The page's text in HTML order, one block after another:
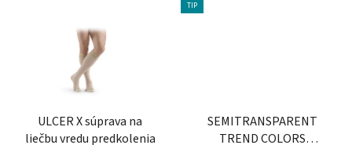
ULCER X súprava na
liečbu vredu predkolenia
TIP
SEMITRANSPARENT
TREND COLORS